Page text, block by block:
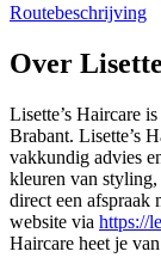
Routebeschrijving
+
Over
Lisette’s Haircare
Brabant. Lisette’s
vakkundig advies
kleuren van
direct een afspraak
website via https://
Haircare heet je